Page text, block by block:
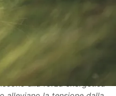
alla forza energetica